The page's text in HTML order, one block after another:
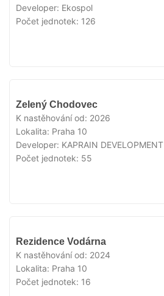
Developer: Ekospol
Počet jednotek: 126
Zelený Chodovec
K nastěhování od: 2026
Lokalita: Praha 10
Developer: KAPRAIN DEVELOPMENT
Počet jednotek: 55
Rezidence Vodárna
K nastěhování od: 2024
Lokalita: Praha 10
Počet jednotek: 16